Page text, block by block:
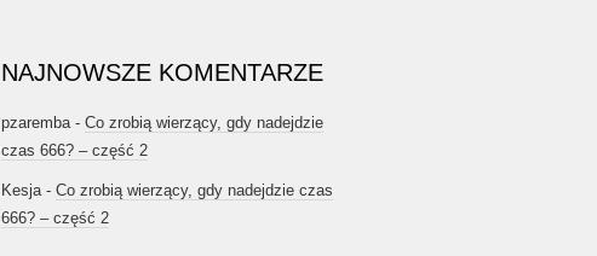
NAJNOWSZE KOMENTARZE
pzaremba- Co zrobią wierzący, gdy nadejdzie
czas 666? – część 2
Kesja- Co zrobią wierzący, gdy nadejdzie czas
666? – część 2